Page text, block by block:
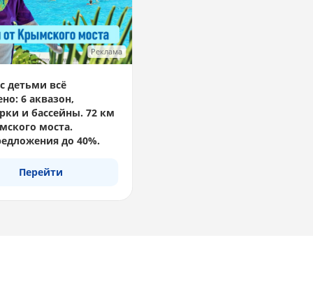
Реклама
детьми всё
6 аквазон,
и бассейны. 72 км
моста.
до 40%.
Перейти